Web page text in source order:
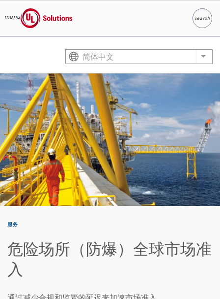
menu
UL Solutions
searchSearch
简体中文 List
服务
危险场所（防爆）全球市场准
入